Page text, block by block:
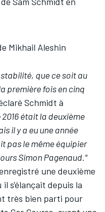
Mikhail Aleshin
que ce soit au
première fois en cinq
Schmidt à
2016 était la deuxième
il y a eu une année
pas le même équipier
Simon Pagenaud."
une deuxième
il s'élançait depuis la
très bien parti pour